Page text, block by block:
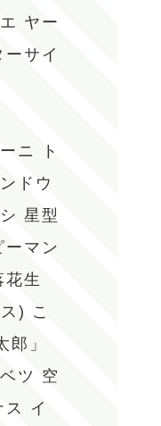
ヤー
ーサイ
ニ
ト
ドウ
星型
ーマン
花生
) こ
郎」
ツ 空
ス
イ